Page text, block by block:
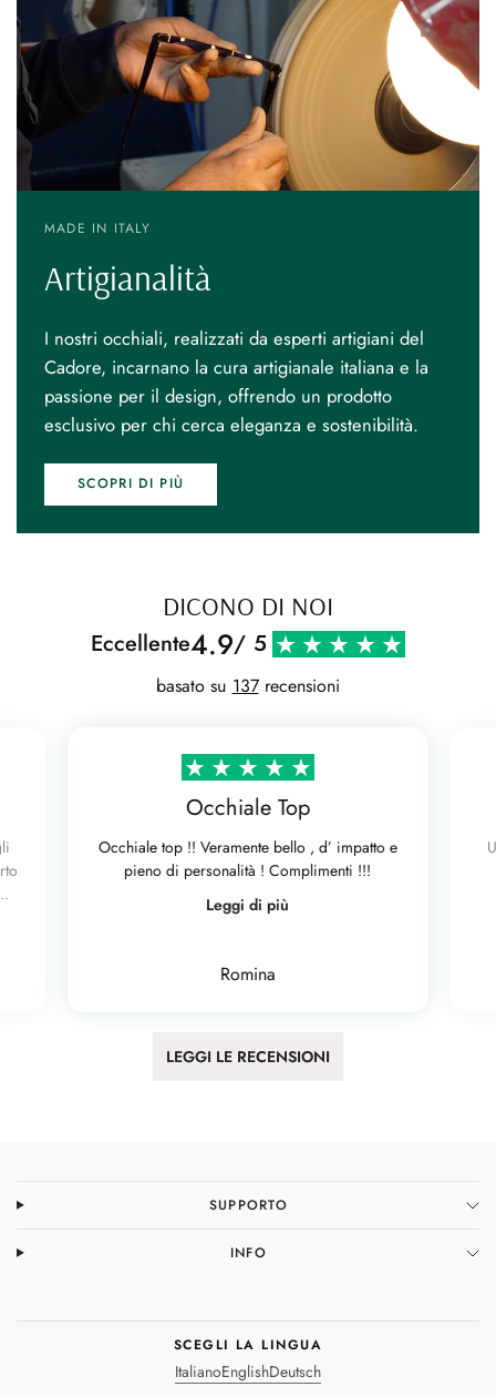
MADE IN ITALY
Artigianalità
I nostri occhiali, realizzati da esperti artigiani del
Cadore, incarnano la cura artigianale italiana e la
passione per il design, offrendo un prodotto
esclusivo per chi cerca eleganza e sostenibilità.
SCOPRI DI PIÙ
DICONO DI NOI
Eccellente4.9/ 5
basato su 137recensioni
Occhiale Top
Occhiale top !! Veramente bello , d’ impatto e
pieno di personalità ! Complimenti !!!
Leggi di più
Romina
LEGGI LE RECENSIONI
SUPPORTO
INFO
SCEGLI LA LINGUA
ItalianoEnglishDeutsch